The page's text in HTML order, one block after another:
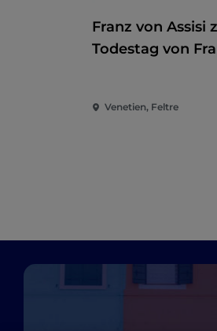
Franz von Assisi
Todestag von
Venetien, Feltre